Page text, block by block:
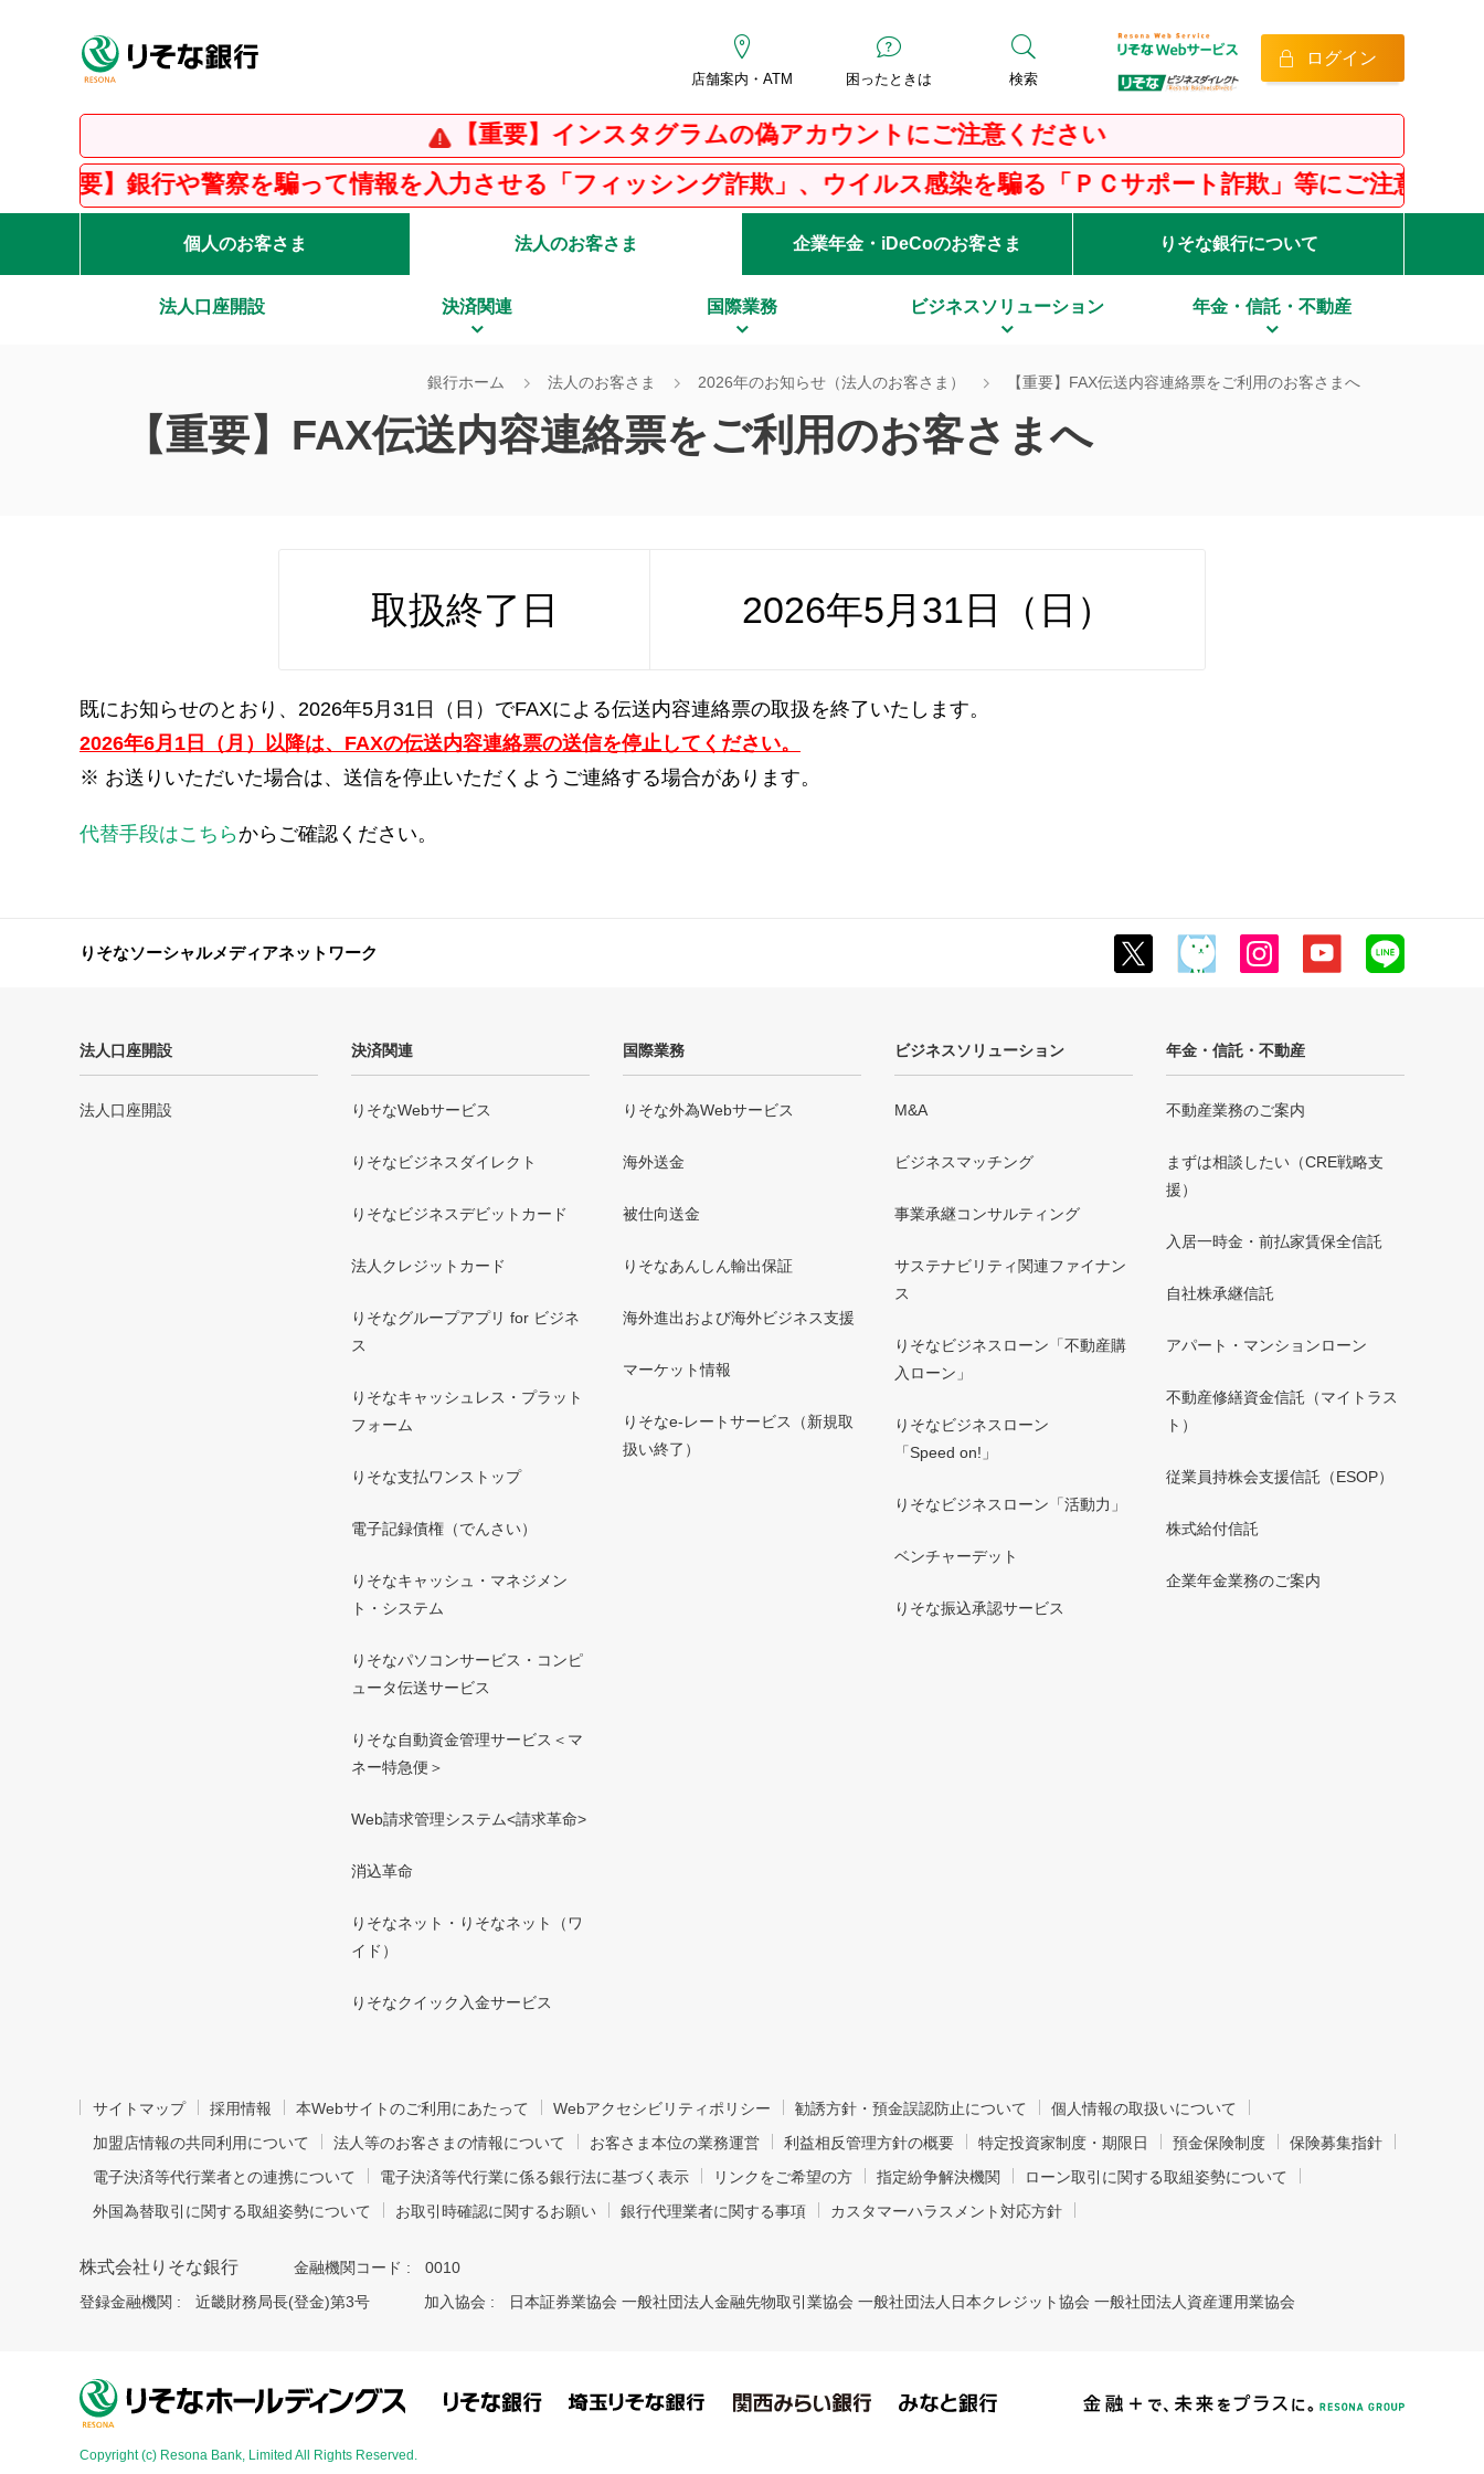
店舗案内・ATM 困ったときは 検索
ログイン
【重要】インスタグラムの偽アカウントにご注意ください
】銀行や警察を騙って情報を入力させる「フィッシング詐欺」、ウイルス感染を騙る「ＰＣサポート詐欺」等にご注意ください！
個人のお客さま 法人のお客さま 企業年金・iDeCoのお客さま りそな銀行について
法人口座開設 決済関連 国際業務 ビジネスソリューション 年金・信託・不動産
銀行ホーム 法人のお客さま 2026年のお知らせ（法人のお客さま） 【重要】FAX伝送内容連絡票をご利用のお客さまへ
【重要】FAX伝送内容連絡票をご利用のお客さまへ
取扱終了日 2026年5月31日（日）
既にお知らせのとおり、2026年5月31日（日）でFAXによる伝送内容連絡票の取扱を終了いたします。
2026年6月1日（月）以降は、FAXの伝送内容連絡票の送信を停止してください。
※ お送りいただいた場合は、送信を停止いただくようご連絡する場合があります。
代替手段はこちらからご確認ください。
りそなソーシャルメディアネットワーク
法人口座開設
法人口座開設
決済関連
りそなWebサービス
りそなビジネスダイレクト
りそなビジネスデビットカード
法人クレジットカード
りそなグループアプリ for ビジネ
ス
りそなキャッシュレス・プラット
フォーム
りそな支払ワンストップ
電子記録債権（でんさい）
りそなキャッシュ・マネジメン
ト・システム
りそなパソコンサービス・コンピ
ュータ伝送サービス
りそな自動資金管理サービス＜マ
ネー特急便＞
Web請求管理システム<請求革命>
消込革命
りそなネット・りそなネット（ワ
イド）
りそなクイック入金サービス
国際業務
りそな外為Webサービス
海外送金
被仕向送金
りそなあんしん輸出保証
海外進出および海外ビジネス支援
マーケット情報
りそなe-レートサービス（新規取
扱い終了）
ビジネスソリューション
M&A
ビジネスマッチング
事業承継コンサルティング
サステナビリティ関連ファイナン
ス
りそなビジネスローン「不動産購
入ローン」
りそなビジネスローン
「Speed on!」
りそなビジネスローン「活動力」
ベンチャーデット
りそな振込承認サービス
年金・信託・不動産
不動産業務のご案内
まずは相談したい（CRE戦略支
援）
入居一時金・前払家賃保全信託
自社株承継信託
アパート・マンションローン
不動産修繕資金信託（マイトラス
ト）
従業員持株会支援信託（ESOP）
株式給付信託
企業年金業務のご案内
サイトマップ 採用情報 本Webサイトのご利用にあたって Webアクセシビリティポリシー 勧誘方針・預金誤認防止について
個人情報の取扱いについて
加盟店情報の共同利用について
法人等のお客さまの情報について お客さま本位の業務運営 利益相反管理方針の概要 特定投資家制度・期限日 預金保険制度
保険募集指針
電子決済等代行業者との連携について
電子決済等代行業に係る銀行法に基づく表示 リンクをご希望の方 指定紛争解決機関
ローン取引に関する取組姿勢について
外国為替取引に関する取組姿勢について
お取引時確認に関するお願い 銀行代理業者に関する事項 カスタマーハラスメント対応方針
株式会社りそな銀行 金融機関コード :
0010
登録金融機関 :
近畿財務局長(登金)第3号 加入協会 : 日本証券業協会 一般社団法人金融先物取引業協会 一般社団法人日本クレジット協会 一般社団法人資産運用業協会
Copyright (c) Resona Bank, Limited All Rights Reserved.